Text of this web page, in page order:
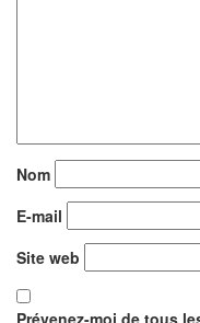
Nom
E-mail
Site web
Prévenez-moi de tous